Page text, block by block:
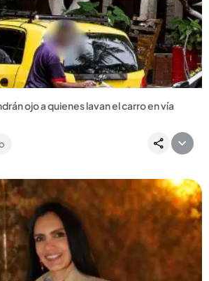
Compartir Noticia
ojo a quienes lavan el carro en vía
y los establecimientos de lavado
Compartir Noticia